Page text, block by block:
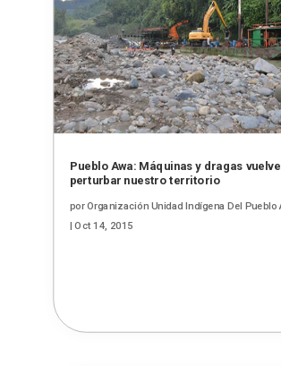
Pueblo Awa: Máquinas y dragas
perturbar nuestro territorio
porOrganización Unidad Indígena Del Pueblo
|Oct 14, 2015